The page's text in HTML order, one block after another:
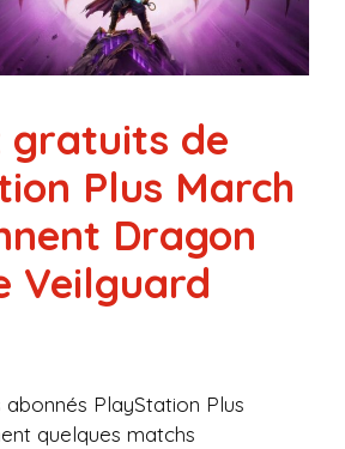
gratuits de
Plus March
Dragon
Veilguard
abonnés PlayStation Plus
quelques matchs